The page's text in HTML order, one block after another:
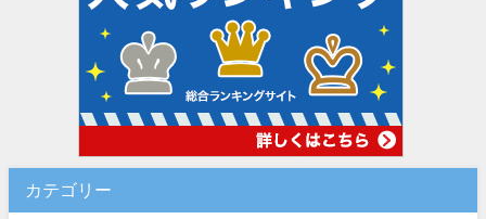
カテゴリー